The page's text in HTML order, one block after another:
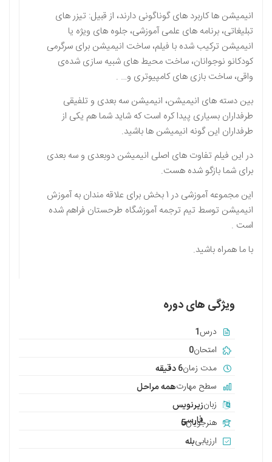
انیمیشن ها کاربرد های گوناگونی دارند، از قبیل: تیزر های
تبلیغاتی، برنامه های علمی آموزشی، جلوه های ویژه یا
انیمیشن ترکیب شده با فیلم، ساخت انیمیشن برای سرگرمی
کودکانو نوجوانان، ساخت محیط های شبیه سازی شدهﻯ
واقی، ساخت بازی های کامپیوتری و… .
بین دسته های انیمیشن، انیمیشن سه بعدی و تلفیقی
طرفداران بسیاری پیدا کره است که شاید شما هم یکی از
طرفداران این گونه انیمیشن ها باشید.
در این فیلم تفاوت های اصلی انیمیشن دوبعدی و سه بعدی
برای شما بازگو شده هست.
این مجموعه آموزشی در 1 بخش برای علاقه مندان به آموزش
انیمیشن توسط تیم ترجمه آموزشگاه طرحستان فراهم شده
است .
با ما همراه باشید.
ویژگی های دوره
درس1
امتحان0
مدت زمان6 دقیقه
سطح مهارتهمه مراحل
زبانزیرنویس
فارسی
هنرجویان5
ارزیابیبله